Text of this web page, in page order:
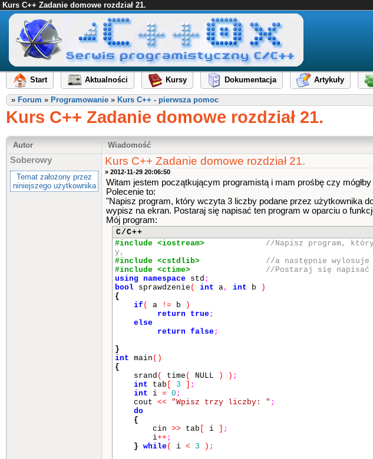
Kurs C++ Zadanie domowe rozdział 21.
Start Aktualności Kursy Dokumentacja Artykuły
» Forum » Programowanie » Kurs C++ - pierwsza pomoc
Kurs C++ Zadanie domowe rozdział 21.
Autor
Wiadomość
Soberowy
Temat założony przez
niniejszego użytkownika
Kurs C++ Zadanie domowe rozdział 21.
» 2012-11-29 20:06:50
Witam jestem początkującym programistą i mam prośbę czy
Polecenie to:
"Napisz program, który wczyta 3 liczby podane przez użytkownika
wypisz na ekran. Postaraj się napisać ten program w oparciu o
Mój program:
C/C++
#include <iostream> //Napisz program,
y,
#include <cstdlib> //a następnie wylosuje
#include <ctime> //Postaraj się napisać
using namespace std ;
bool sprawdzenie ( int a, int b
)
{
if ( a != b
)
return
true;
else
return false;
}
int main ()
{
srand ( time ( NULL ) ) ;
int tab 3
;
int i = 0 ;
cout << "Wpisz trzy liczby: " ;
do
{
cin >> tab i
;
i++ ;
} while( i < 3 ) ;